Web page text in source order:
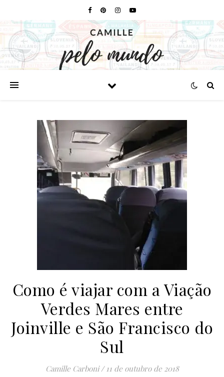
Como é viajar com a Viação
Verdes Mares entre
Joinville e São Francisco do
Sul
Camille Carboni / 11 de outubro de 2018